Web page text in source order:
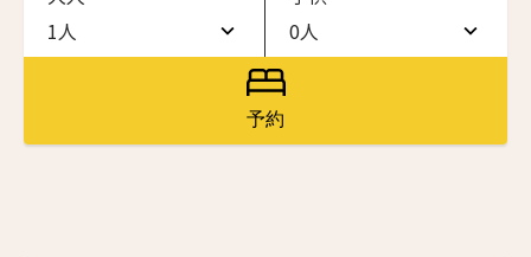
ONE GT Grand Cayman
ザ・キャベンディッシュ・ロンドン
ザ・バウアー
1人
1人
0人
0人
予約